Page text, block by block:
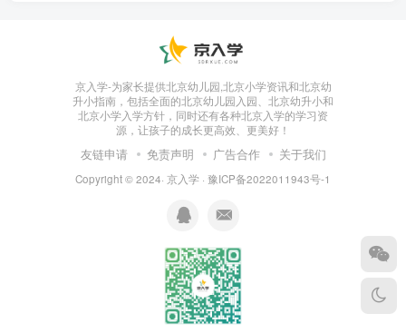
京入学-为家长提供北京幼儿园,北京小学资讯和北京幼
升小指南，包括全面的北京幼儿园入园、北京幼升小和
北京小学入学方针，同时还有各种北京入学的学习资
源，让孩子的成长更高效、更美好！
友链申请 免责声明 广告合作 关于我们
Copyright © 2024· 京入学 · 豫ICP备2022011943号-1